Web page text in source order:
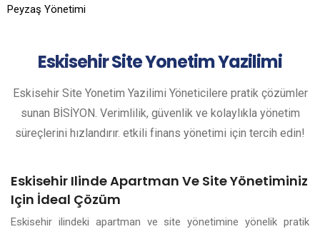
Peyzaş Yönetimi
EskisehirSite Yonetim Yazilimi
Eskisehir Site Yonetim Yazilimi Yöneticilere pratik çözümler
sunan BİSİYON. Verimlilik, güvenlik ve kolaylıkla yönetim
süreçlerini hızlandırır. etkili finans yönetimi için tercih edin!
Eskisehir Ilinde Apartman Ve Site Yönetiminiz
Için İdeal Çözüm
Eskisehir ilindeki apartman ve site yönetimine yönelik pratik